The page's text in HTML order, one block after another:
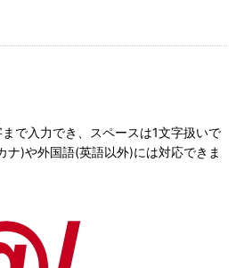
で入力でき、スペースは1文字扱いで
)や外国語(英語以外)には対応できま